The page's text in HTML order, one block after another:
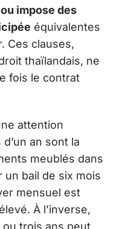
impose des
équivalentes
Ces clauses,
thaïlandais, ne
fois le contrat
attention
an sont la
meublés dans
un bail de six mois
mensuel est
À l’inverse,